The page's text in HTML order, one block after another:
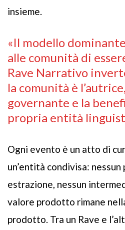
insieme.
«Il modello
alle comunità di
Rave Narrativo
la comunità è
governante e la
propria entità
Ogni evento è un atto di
un’entità condivisa: nessun
estrazione, nessun
valore prodotto rimane
prodotto. Tra un Rave e